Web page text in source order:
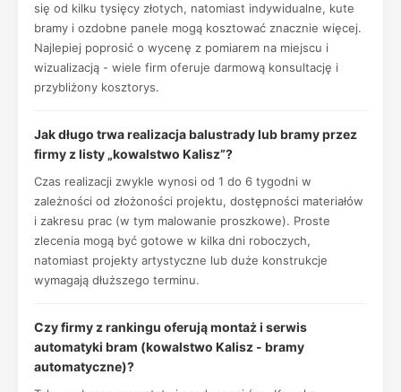
się od kilku tysięcy złotych, natomiast indywidualne, kute
bramy i ozdobne panele mogą kosztować znacznie więcej.
Najlepiej poprosić o wycenę z pomiarem na miejscu i
wizualizacją - wiele firm oferuje darmową konsultację i
przybliżony kosztorys.
Jak długo trwa realizacja balustrady lub bramy przez
firmy z listy „kowalstwo Kalisz”?
Czas realizacji zwykle wynosi od 1 do 6 tygodni w
zależności od złożoności projektu, dostępności materiałów
i zakresu prac (w tym malowanie proszkowe). Proste
zlecenia mogą być gotowe w kilka dni roboczych,
natomiast projekty artystyczne lub duże konstrukcje
wymagają dłuższego terminu.
Czy firmy z rankingu oferują montaż i serwis
automatyki bram (kowalstwo Kalisz - bramy
automatyczne)?